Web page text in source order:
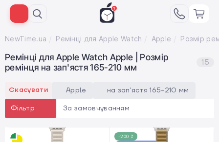
NewTime.ua Ремінці для Apple Watch Apple
Ремінці для Apple Watch Apple | Розмір
ремінця на зап'ястя 165-210 мм
15
Скасувати Apple на зап'ястя 165-210 мм
Фільтр За замовчуванням
-200 ₴